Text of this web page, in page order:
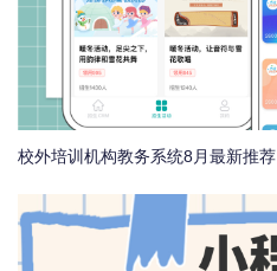
校外培训机构教务系统8月最新推荐